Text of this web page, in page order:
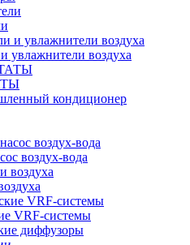
увлажнители воздуха
кондиционер
воздух-вода
VRF-системы
диффузоры